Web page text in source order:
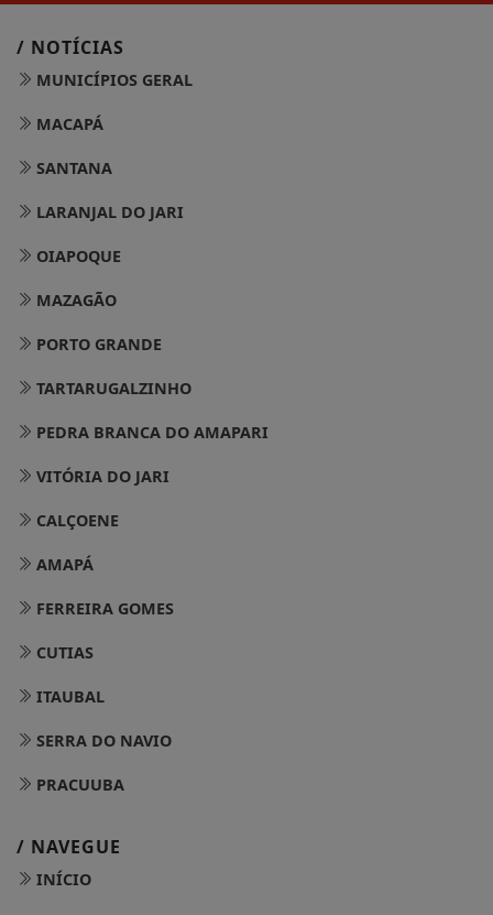
/ NOTÍCIAS
MUNICÍPIOS GERAL
MACAPÁ
SANTANA
LARANJAL DO JARI
OIAPOQUE
MAZAGÃO
PORTO GRANDE
TARTARUGALZINHO
PEDRA BRANCA DO AMAPARI
VITÓRIA DO JARI
CALÇOENE
AMAPÁ
FERREIRA GOMES
CUTIAS
ITAUBAL
SERRA DO NAVIO
PRACUUBA
/ NAVEGUE
INÍCIO